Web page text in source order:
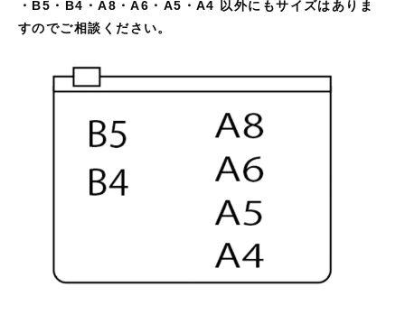
・B5・B4・A8・A6・A5・A4 以外にもサイズはありま
すのでご相談ください。